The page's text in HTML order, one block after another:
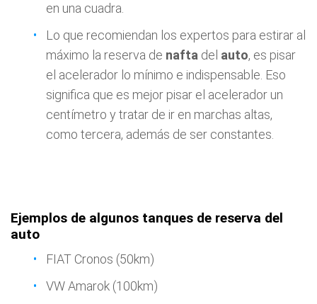
en una cuadra.
Lo que recomiendan los expertos para estirar al
máximo la reserva de nafta del auto, es pisar
el acelerador lo mínimo e indispensable. Eso
significa que es mejor pisar el acelerador un
centímetro y tratar de ir en marchas altas,
como tercera, además de ser constantes.
Ejemplos de algunos tanques de reserva del
auto
FIAT Cronos (50km)
VW Amarok (100km)